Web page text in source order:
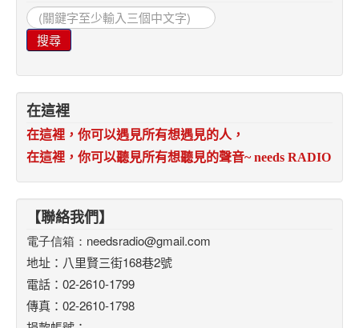
搜
尋...
搜尋
在這裡
在這裡，你可以遇見所有想遇見的人，
在這裡，你可以聽見所有想聽見的聲音~ needs RADIO
【聯絡我們】
電子信箱： needsradio@gmail.com
地址：八里賢三街168巷2號
電話：02-2610-1799
傳真：02-2610-1798